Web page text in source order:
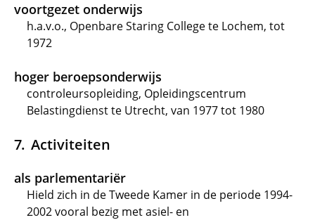
voortgezet onderwijs
h.a.v.o., Openbare Staring College te Lochem, tot
1972
hoger beroepsonderwijs
controleursopleiding, Opleidingscentrum
Belastingdienst te Utrecht, van 1977 tot 1980
Activiteiten
als parlementariër
Hield zich in de Tweede Kamer in de periode 1994-
2002 vooral bezig met asiel- en